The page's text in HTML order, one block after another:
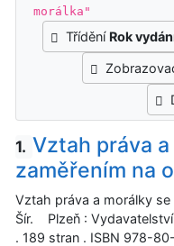
morálka"
Třídění Rok
1. Vztah práva
zaměřením na
Vztah práva a morálky
Šír. Plzeň :
. 189 stran . ISBN 978-